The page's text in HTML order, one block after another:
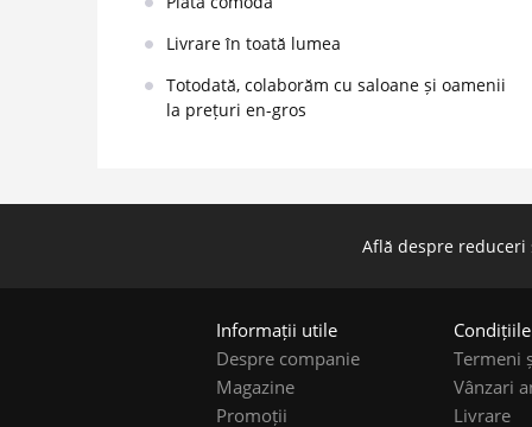
Livrare în toată lumea
Totodată, colaborăm cu saloane și oamenii
la prețuri en-gros
Află despre
Informații utile
Despre companie
Magazine
Promoții
Termeni
Vânzari
Livrare